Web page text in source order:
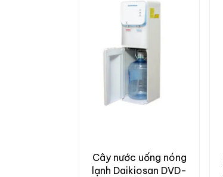
Cây nước uống nóng
lạnh Daikiosan DVD-